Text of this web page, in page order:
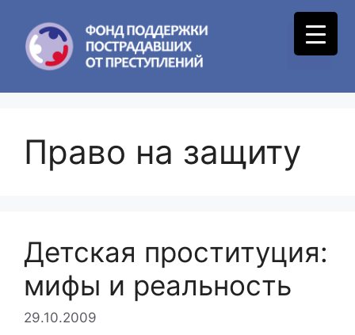
content
Menu
Право на защиту
Детская проституция:
мифы и реальность
29.10.2009